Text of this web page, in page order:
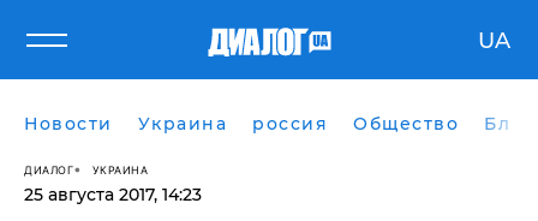
UA
Новости Украина россия Общество
ДИАЛОГ УКРАИНА
25 августа 2017, 14:23